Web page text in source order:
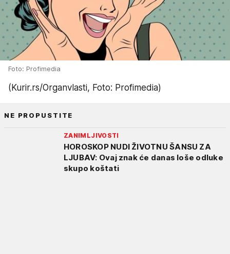
Foto: Profimedia
(Kurir.rs/Organvlasti, Foto: Profimedia)
NE PROPUSTITE
ZANIMLJIVOSTI
HOROSKOP NUDI ŽIVOTNU ŠANSU ZA
LJUBAV: Ovaj znak će danas loše odluke
skupo koštati